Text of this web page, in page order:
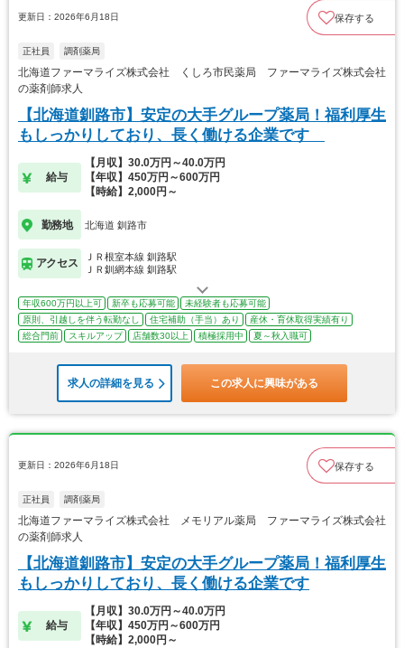
更新日：2026年6月18日 保存する
正社員 調剤薬局
北海道ファーマライズ株式会社 くしろ市民薬局 ファーマライズ株式会社
の薬剤師求人
【北海道釧路市】安定の大手グループ薬局！福利厚生
もしっかりしており、長く働ける企業です
給与
【月収】30.0万円～40.0万円
【年収】450万円～600万円
【時給】2,000円～
勤務地 北海道 釧路市
アクセス
ＪＲ根室本線 釧路駅
ＪＲ釧網本線 釧路駅
年収600万円以上可 新卒も応募可能
未経験者も応募可能
原則、引越しを伴う転勤なし
住宅補助（手当）あり
産休・育休取得実績有り
総合門前
スキルアップ 店舗数30以上 積極採用中 夏～秋入職可
求人の詳細を見る この求人に興味がある
更新日：2026年6月18日 保存する
正社員 調剤薬局
北海道ファーマライズ株式会社 メモリアル薬局 ファーマライズ株式会社
の薬剤師求人
【北海道釧路市】安定の大手グループ薬局！福利厚生
もしっかりしており、長く働ける企業です
給与
【月収】30.0万円～40.0万円
【年収】450万円～600万円
【時給】2,000円～